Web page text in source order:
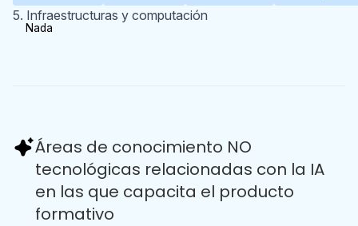
5. Infraestructuras y computación
Nada
Áreas de conocimiento NO
tecnológicas relacionadas con la IA
en las que capacita el producto
formativo